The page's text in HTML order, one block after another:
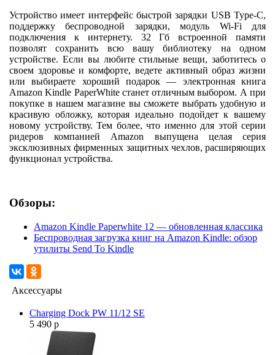
Устройство имеет интерфейс быстрой зарядки USB Type-C,
поддержку беспроводной зарядки, модуль Wi-Fi для
подключения к интернету. 32 Гб встроенной памяти
позволят сохранить всю вашу библиотеку на одном
устройстве. Если вы любите стильные вещи, заботитесь о
своем здоровье и комфорте, ведете активный образ жизни
или выбираете хороший подарок — электронная книга
Amazon Kindle PaperWhite станет отличным выбором. А при
покупке в нашем магазине вы сможете выбрать удобную и
красивую обложку, которая идеально подойдет к вашему
новому устройству. Тем более, что именно для этой серии
ридеров компанией Amazon выпущена целая серия
эксклюзивных фирменных защитных чехлов, расширяющих
функционал устройства.
Обзоры:
Amazon Kindle Paperwhite 12 — обновленная классика
Беспроводная загрузка книг на Amazon Kindle: обзор
утилиты Send To Kindle
Аксессуары
Charging Dock PW 11/12 SE
5 490 р